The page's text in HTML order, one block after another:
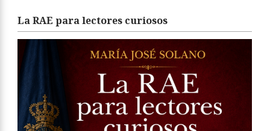
La RAE para lectores curiosos